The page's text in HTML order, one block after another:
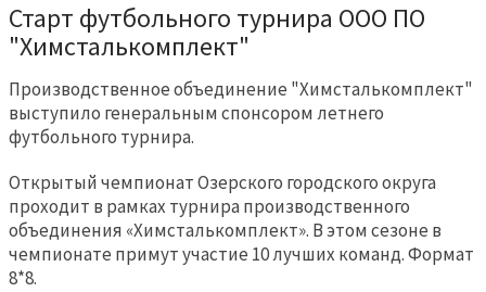
Старт футбольного турнира ООО ПО
"Химсталькомплект"
Производственное объединение "Химсталькомплект"
выступило генеральным спонсором летнего
футбольного турнира.
Открытый чемпионат Озерского городского округа
проходит в рамках турнира производственного
объединения «Химсталькомплект». В этом сезоне в
чемпионате примут участие 10 лучших команд. Формат
8*8.